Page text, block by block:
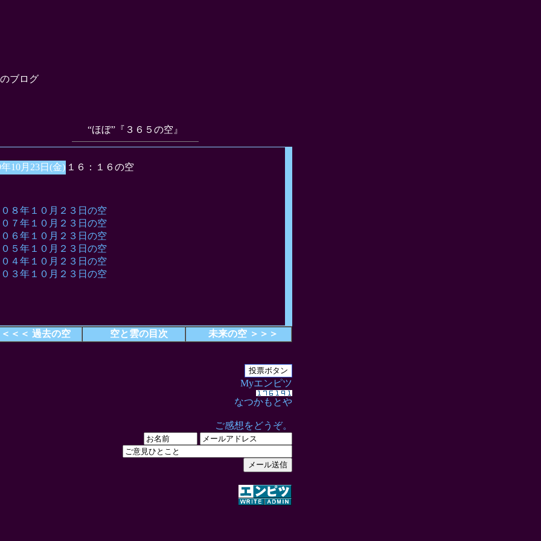
ブログ
“ほぼ”『３６５の空』
年10月23日(金) １６：１６の空
８年１０月２３日の空
７年１０月２３日の空
６年１０月２３日の空
５年１０月２３日の空
４年１０月２３日の空
３年１０月２３日の空
＜＜＜ 過去の空 空と雲の目次 未来の空 ＞＞＞
Myエンピツ
なつかもとや
ご感想をどうぞ。